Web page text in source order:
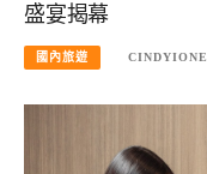
盛宴揭幕
國內旅遊 CINDYIONE